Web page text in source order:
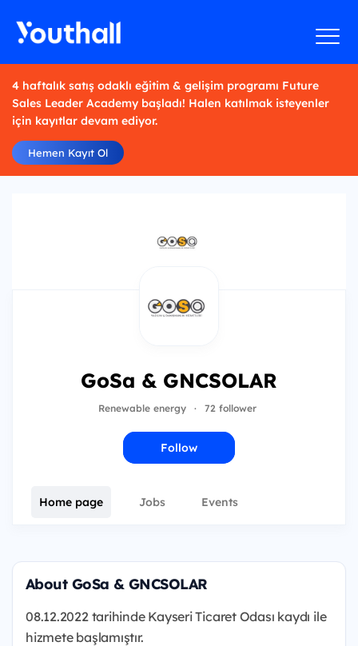
4 haftalık satış odaklı eğitim & gelişim programı Future
Sales Leader Academy başladı! Halen katılmak isteyenler
için kayıtlar devam ediyor.
Hemen Kayıt Ol
GoSa & GNCSOLAR
Renewable energy · 72 follower
Follow
Home page Jobs Events
About GoSa & GNCSOLAR
08.12.2022 tarihinde Kayseri Ticaret Odası kaydı ile
hizmete başlamıştır.